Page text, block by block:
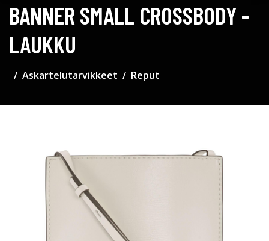
BANNER SMALL CROSSBODY -
LAUKKU
Askartelutarvikkeet Reput